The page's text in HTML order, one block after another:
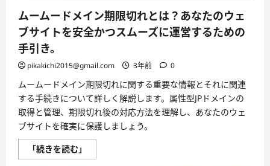
ムームードメイン期限切れとは？あなたのウェ
ブサイトを安全かつスムーズに運営するための
手引き。
pikakichi2015@gmail.com 3年前 0
ムームードメイン期限切れに関する重要な情報とそれに関連
する手続きについて詳しく解説します。属性型JPドメインの
取得と管理、期限切れ後の対応方法を理解し、あなたのウェ
ブサイトを確実に保護しましょう。
「続きを読む」
ー